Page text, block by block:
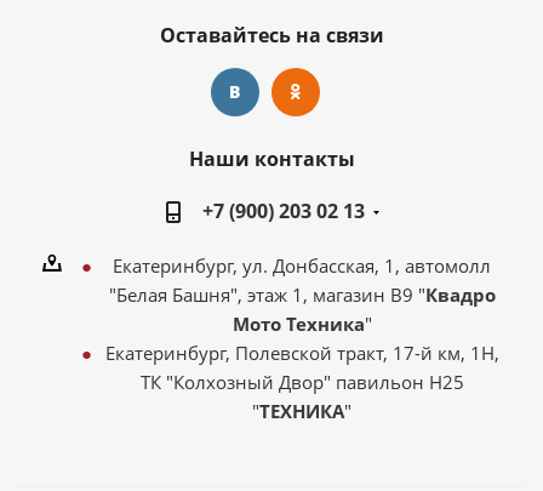
Оставайтесь на связи
Наши контакты
+7 (900) 203 02 13
Екатеринбург, ул. Донбасская, 1, автомолл
"Белая Башня", этаж 1, магазин В9 "Квадро
Мото Техника"
Екатеринбург, Полевской тракт, 17-й км, 1Н,
ТК "Колхозный Двор" павильон Н25
"ТЕХНИКА"